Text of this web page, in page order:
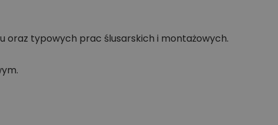
oraz typowych prac ślusarskich i montażowych.